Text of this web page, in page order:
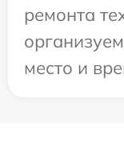
ремонта
место и